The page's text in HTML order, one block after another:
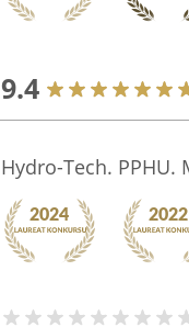
9.4
Hydro-Tech. PPHU.